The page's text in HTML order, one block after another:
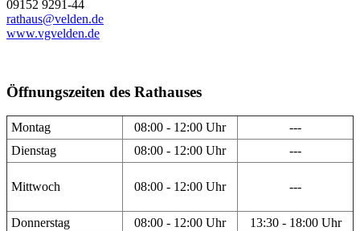
09152 9291-44
rathaus@velden.de
www.vgvelden.de
Öffnungszeiten des Rathauses
Montag 08:00 - 12:00 Uhr
---
Dienstag
08:00 - 12:00 Uhr ---
Mittwoch 08:00 - 12:00 Uhr ---
Donnerstag 08:00 - 12:00 Uhr
13:30 - 18:00 Uhr